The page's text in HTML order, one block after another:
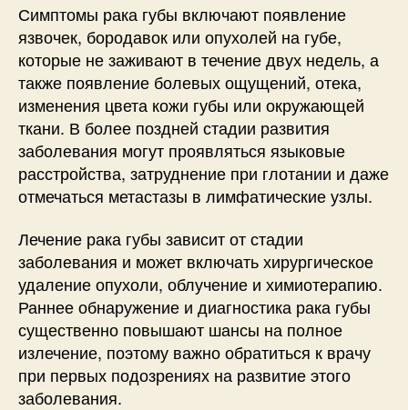
Симптомы рака губы включают появление
язвочек, бородавок или опухолей на губе,
которые не заживают в течение двух недель, а
также появление болевых ощущений, отека,
изменения цвета кожи губы или окружающей
ткани. В более поздней стадии развития
заболевания могут проявляться языковые
расстройства, затруднение при глотании и даже
отмечаться метастазы в лимфатические узлы.
Лечение рака губы зависит от стадии
заболевания и может включать хирургическое
удаление опухоли, облучение и химиотерапию.
Раннее обнаружение и диагностика рака губы
существенно повышают шансы на полное
излечение, поэтому важно обратиться к врачу
при первых подозрениях на развитие этого
заболевания.